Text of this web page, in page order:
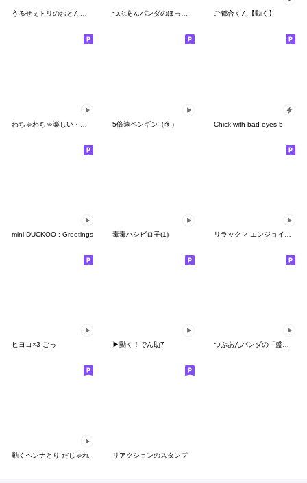
うるせぇトリのおとんのらくがき つぶあんパンダのほっこり気分 ご都合くん【動く】
5倍速ペンギン（冬） Chick with bad eyes 5
mini DUCKOO : Greetings 毒毒ハシビロ子(1)
ヒヨコ×3 ごっ ▶動く！でん助7 つぶあんパンダの「盛りすぎ魂♪」
動くヘンナとり だじゃれ リアクションのスタンプ